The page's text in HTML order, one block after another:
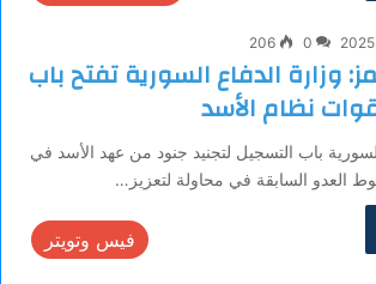
0
206
وزارة الدفاع السورية تفتح باب
نظام الأسد
باب التسجيل لتجنيد جنود من عهد الأسد في
العدو السابقة في محاولة لتعزيز…
فيس وتويتر